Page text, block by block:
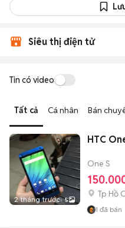
Siêu thị điện tử
Tin có video
Tất cả Cá nhân Bán
2 tháng trước 5
HTC
One S
Tp Hồ
1 đã bán